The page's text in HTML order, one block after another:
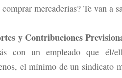
mercaderías? Te van a
y Contribuciones
con un empleado que él/
el mínimo de un sindicato